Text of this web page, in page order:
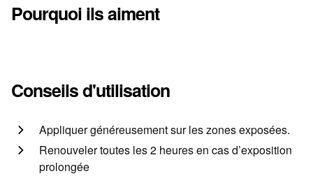
Pourquoi ils aiment
Conseils d'utilisation
Appliquer généreusement sur les zones exposées.
Renouveler toutes les 2 heures en cas d’exposition
prolongée